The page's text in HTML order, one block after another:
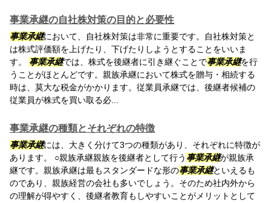
事業承継の自社株対策の目的と必要性
事業承継において、自社株対策は非常に重要です。自社株対策と
は株式評価額を上げたり、下げたりしようとすることをいいま
す。 事業承継では、株式を後継者に引き継ぐことで事業承継を行
うことがほとんどです。親族承継において株式を贈与・相続する
時は、莫大な税金がかかります。従業員承継では、後継者候補の
従業員が株式を買い取る必...
事業承継の種類とそれぞれの特徴
事業承継には、大きく分けて3つの種類があり、それぞれに特徴が
あります。 ○親族承継親族を後継者として行う 事業承継が親族承
継です。親族承継は最もスタンダードな形の事業承継といえるも
のであり、親族経営の会社も多いでしょう。そのため社内外から
の理解が得やすく、後継者教育もしやすいことがメリットとして